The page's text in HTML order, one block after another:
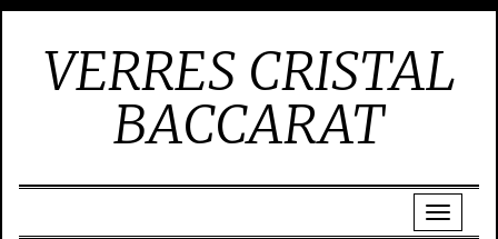
VERRES CRISTAL
BACCARAT